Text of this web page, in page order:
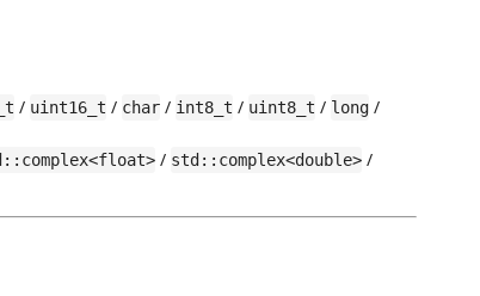
/ uint16_t / char / int8_t / uint8_t / long /
/ std::complex<double> /